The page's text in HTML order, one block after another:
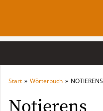
Start » Wörterbuch » NOTIERENS